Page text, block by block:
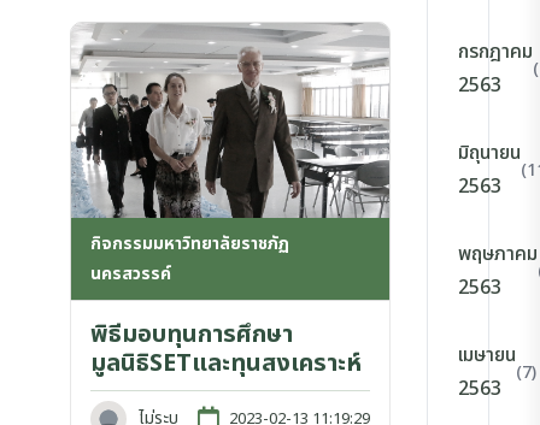
กิจกรรมมหาวิทยาลัยราชภัฏ
นครสวรรค์
พิธีมอบทุนการศึกษา
มูลนิธิSETและทุนสงเคราะห์
ไม่ระบุ 2023-02-13 11:19:29
กรกฎาคม
2563
มิถุนายน
2563
พฤษภาคม
2563
เมษายน
2563
(7)